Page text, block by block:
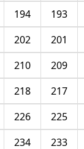
193
194
201
202
209
210
217
218
225
226
233
234